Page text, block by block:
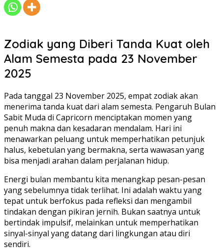
Zodiak yang Diberi Tanda Kuat oleh
Alam Semesta pada 23 November
2025
Pada tanggal 23 November 2025, empat zodiak akan
menerima tanda kuat dari alam semesta. Pengaruh Bulan
Sabit Muda di Capricorn menciptakan momen yang
penuh makna dan kesadaran mendalam. Hari ini
menawarkan peluang untuk memperhatikan petunjuk
halus, kebetulan yang bermakna, serta wawasan yang
bisa menjadi arahan dalam perjalanan hidup.
Energi bulan membantu kita menangkap pesan-pesan
yang sebelumnya tidak terlihat. Ini adalah waktu yang
tepat untuk berfokus pada refleksi dan mengambil
tindakan dengan pikiran jernih. Bukan saatnya untuk
bertindak impulsif, melainkan untuk memperhatikan
sinyal-sinyal yang datang dari lingkungan atau diri
sendiri.